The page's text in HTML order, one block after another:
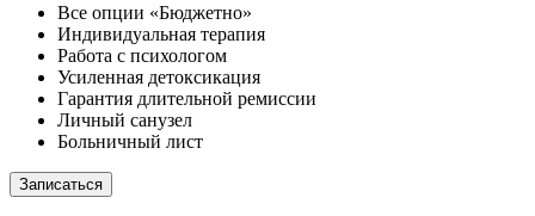
Все опции «Бюджетно»
Индивидуальная терапия
Работа с психологом
Усиленная детоксикация
Гарантия длительной ремиссии
Личный санузел
Больничный лист
Записаться